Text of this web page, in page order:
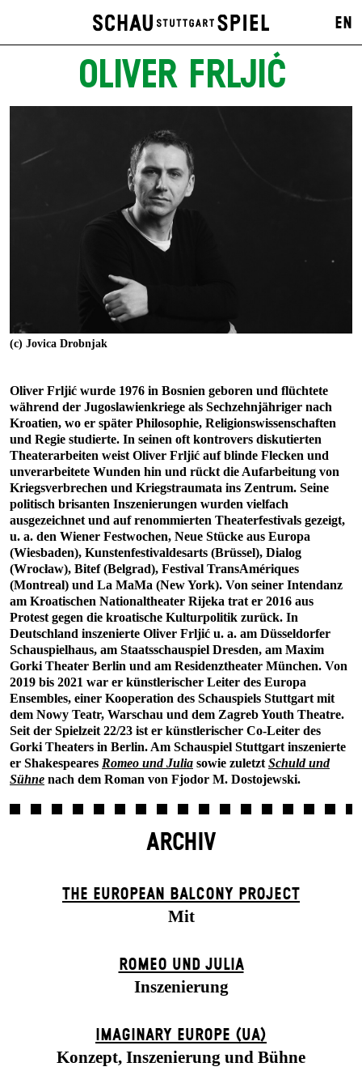
EN
OLIVER FRLJIĆ
(c) Jovica Drobnjak
Oliver Frljić wurde 1976 in Bosnien geboren und flüchtete
während der Jugoslawienkriege als Sechzehnjähriger nach
Kroatien, wo er später Philosophie, Religionswissenschaften
und Regie studierte. In seinen oft kontrovers diskutierten
Theaterarbeiten weist Oliver Frljić auf blinde Flecken und
unverarbeitete Wunden hin und rückt die Aufarbeitung von
Kriegsverbrechen und Kriegstraumata ins Zentrum. Seine
politisch brisanten Inszenierungen wurden vielfach
ausgezeichnet und auf renommierten Theaterfestivals gezeigt,
u. a. den Wiener Festwochen, Neue Stücke aus Europa
(Wiesbaden), Kunstenfestivaldesarts (Brüssel), Dialog
(Wrocław), Bitef (Belgrad), Festival TransAmériques
(Montreal) und La MaMa (New York). Von seiner Intendanz
am Kroatischen Nationaltheater Rijeka trat er 2016 aus
Protest gegen die kroatische Kulturpolitik zurück. In
Deutschland inszenierte Oliver Frljić u. a. am Düsseldorfer
Schauspielhaus, am Staatsschauspiel Dresden, am Maxim
Gorki Theater Berlin und am Residenztheater München. Von
2019 bis 2021 war er künstlerischer Leiter des Europa
Ensembles, einer Kooperation des Schauspiels Stuttgart mit
dem Nowy Teatr, Warschau und dem Zagreb Youth Theatre.
Seit der Spielzeit 22/23 ist er künstlerischer Co-Leiter des
Gorki Theaters in Berlin. Am Schauspiel Stuttgart inszenierte
er Shakespeares Romeo und Julia sowie zuletzt Schuld und
Sühne nach dem Roman von Fjodor M. Dostojewski.
ARCHIV
THE EUROPEAN BALCONY PROJECT
Mit
ROMEO UND JULIA
Inszenierung
IMAGINARY EUROPE (UA)
Konzept, Inszenierung und Bühne